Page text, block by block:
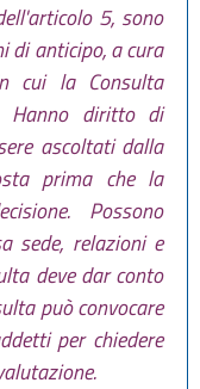
5, sono
di anticipo, a cura
cui la Consulta
Hanno diritto di
ascoltati dalla
prima che la
Possono
sede, relazioni e
deve dar conto
può convocare
per chiedere